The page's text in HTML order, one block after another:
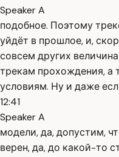
Speaker A
подобное. Поэтому
уйдёт в прошлое, и,
совсем других
трекам прохождения, а
условиям. Ну и даже
12:41
Speaker A
модели, да, допустим,
верен, да, до какой-то